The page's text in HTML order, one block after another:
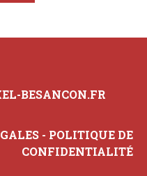
BESANCON.FR
- POLITIQUE DE
CONFIDENTIALITÉ